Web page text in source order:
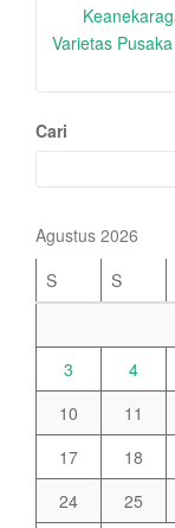
Varietas
Cari
Agustus 2026
S
S
3
4
10
11
17
18
24
25